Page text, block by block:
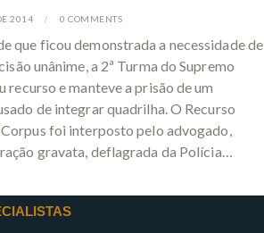
2014 0 COMMENTS
que ficou demonstrada a necessidade de
unânime, a 2ª Turma do Supremo
recurso e manteve a prisão de um
de integrar quadrilha. O Recurso
foi interposto pelo advogado,
gravata, deflagrada da Polícia…